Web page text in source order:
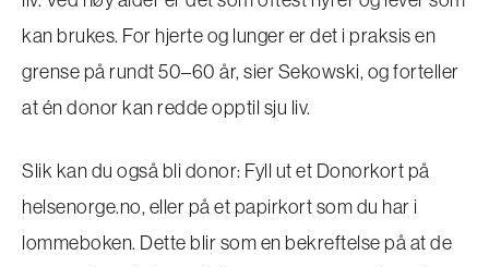
kan brukes. For hjerte og lunger er det i praksis en
grense på rundt 50–60 år, sier Sekowski, og forteller
at én donor kan redde opptil sju liv.
Slik kan du også bli donor: Fyll ut et Donorkort på
helsenorge.no, eller på et papirkort som du har i
lommeboken. Dette blir som en bekreftelse på at de